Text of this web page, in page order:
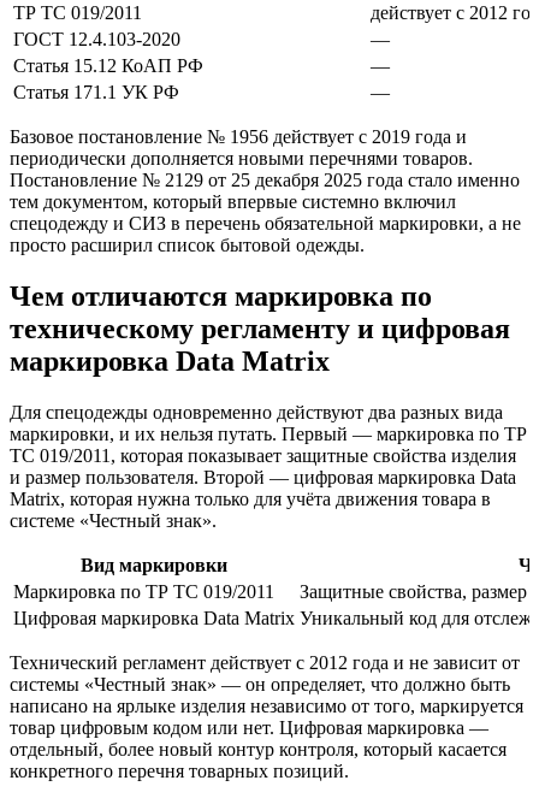
ТР ТС 019/2011
действует с 2012
ГОСТ 12.4.103-2020
—
Статья 15.12 КоАП РФ
—
Статья 171.1 УК РФ
—
Базовое постановление № 1956 действует с 2019 года и
периодически дополняется новыми перечнями товаров.
Постановление № 2129 от 25 декабря 2025 года стало именно
тем документом, который впервые системно включил
спецодежду и СИЗ в перечень обязательной маркировки, а не
просто расширил список бытовой одежды.
Чем отличаются маркировка по
техническому регламенту и цифровая
маркировка Data Matrix
Для спецодежды одновременно действуют два разных вида
маркировки, и их нельзя путать. Первый — маркировка по ТР
ТС 019/2011, которая показывает защитные свойства изделия
и размер пользователя. Второй — цифровая маркировка Data
Matrix, которая нужна только для учёта движения товара в
системе «Честный знак».
Вид маркировки
Маркировка по ТР ТС 019/2011
Защитные свойства, размер
Цифровая маркировка Data Matrix Уникальный код для
Технический регламент действует с 2012 года и не зависит от
системы «Честный знак» — он определяет, что должно быть
написано на ярлыке изделия независимо от того, маркируется
товар цифровым кодом или нет. Цифровая маркировка —
отдельный, более новый контур контроля, который касается
конкретного перечня товарных позиций.